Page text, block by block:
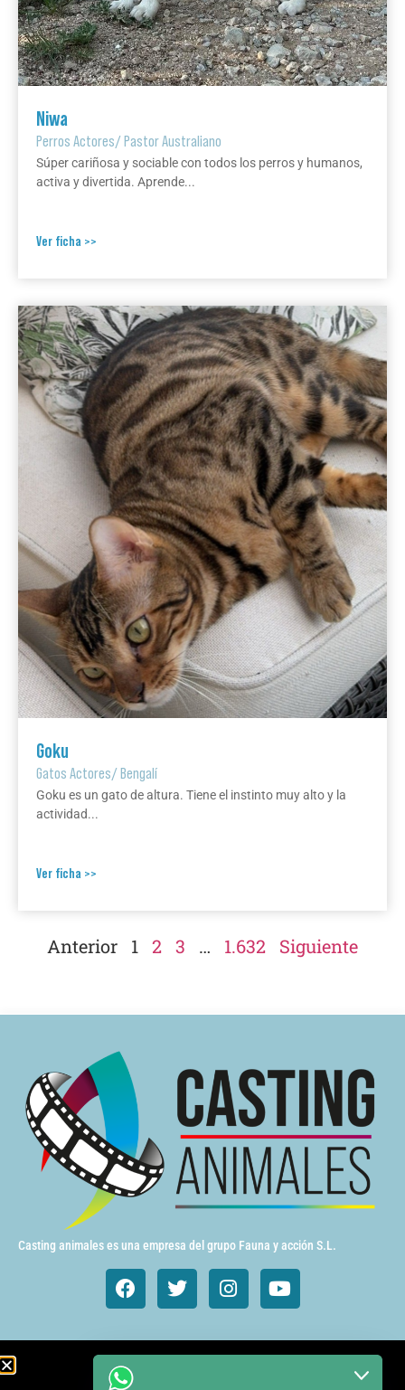
Niwa
Perros Actores/Pastor Australiano
Súper cariñosa y sociable con todos los perros y humanos,
activa y divertida. Aprende...
Ver ficha >>
Goku
Gatos Actores/Bengalí
Goku es un gato de altura. Tiene el instinto muy alto y la
actividad...
Ver ficha >>
Anterior 1 2 3 … 1.632 Siguiente
Casting animales es una empresa del grupo Fauna y acción S.L.
Animales de cine y TV